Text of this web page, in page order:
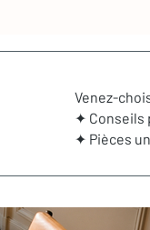
Venez-
✦ Conseils
✦ Pièces